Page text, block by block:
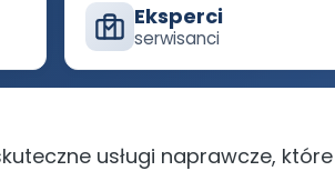
Eksperci
serwisanci
usługi naprawcze, które